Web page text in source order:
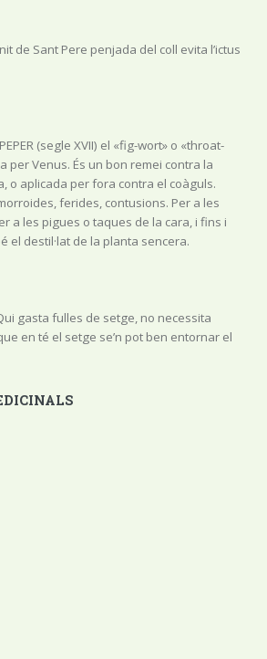
de Sant Pere penjada del coll evita l’ictus
(segle XVII) el «fig-wort» o «throat-
per Venus. És un bon remei contra la
o aplicada per fora contra el coàguls.
ferides, contusions. Per a les
a les pigues o taques de la cara, i fins i
el destil·lat de la planta sencera.
gasta fulles de setge, no necessita
en té el setge se’n pot ben entornar el